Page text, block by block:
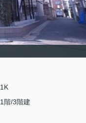
1K
1階/3階建